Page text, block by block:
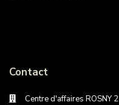
Contact
Centre d'affaires ROSNY 2